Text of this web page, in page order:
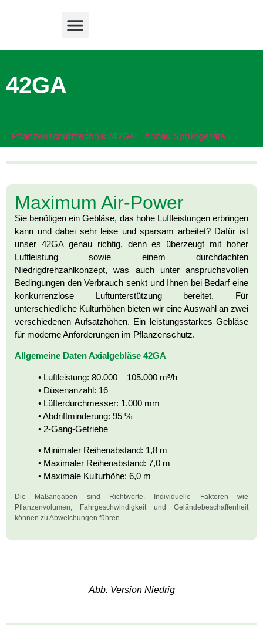
42GA
Pflanzenschutztechnik /42GA – Anbau Sprühgeräte
Maximum Air-Power
Sie benötigen ein Gebläse, das hohe Luftleistungen erbringen
kann und dabei sehr leise und sparsam arbeitet? Dafür ist
unser 42GA genau richtig, denn es überzeugt mit hoher
Luftleistung sowie einem durchdachten
Niedrigdrehzahlkonzept, was auch unter anspruchsvollen
Bedingungen den Verbrauch senkt und Ihnen bei Bedarf eine
konkurrenzlose Luftunterstützung bereitet. Für
unterschiedliche Kulturhöhen bieten wir eine Auswahl an zwei
verschiedenen Aufsatzhöhen. Ein leistungsstarkes Gebläse
für moderne Anforderungen im Pflanzenschutz.
Allgemeine Daten Axialgebläse 42GA
• Luftleistung: 80.000 – 105.000 m³/h
• Düsenanzahl: 16
• Lüfterdurchmesser: 1.000 mm
• Abdriftminderung: 95 %
• 2-Gang-Getriebe
• Minimaler Reihenabstand: 1,8 m
• Maximaler Reihenabstand: 7,0 m
• Maximale Kulturhöhe: 6,0 m
Die Maßangaben sind Richtwerte. Individuelle Faktoren wie
Pflanzenvolumen, Fahrgeschwindigkeit und Geländebeschaffenheit
können zu Abweichungen führen.
Abb. Version Niedrig